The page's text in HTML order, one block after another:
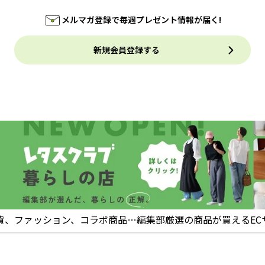
メルマガ登録で毎週プレゼント情報が届く!
新規会員登録する
、ファッション、コラボ商品…編集部厳選の商品が買えるEC